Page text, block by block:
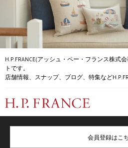
H.P.FRANCE(アッシュ・ペー・フランス株式
トです。
店舗情報、スナップ、ブログ、特集など
会員登録はこ